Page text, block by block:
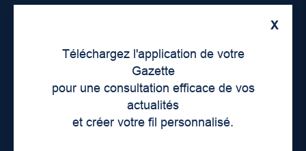
X
Téléchargez l'application de votre
Gazette
pour une consultation efficace de vos
actualités
et créer votre fil personnalisé.
Déontologie et confidentialité
Devenir partenaire
Lieux de distribution